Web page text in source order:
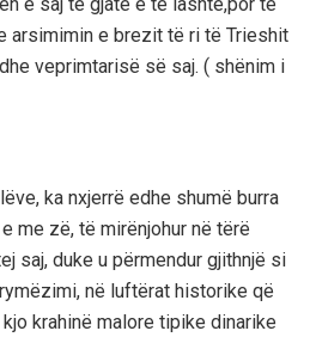
arsimimin e brezit të ri të Trieshit
veprimtarisë së saj. ( shënim i
ka nxjerrë edhe shumë burra
me zë, të mirënjohur në tërë
saj, duke u përmendur gjithnjë si
në luftërat historike që
krahinë malore tipike dinarike